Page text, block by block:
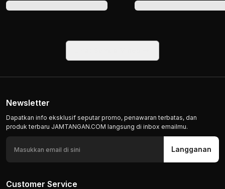
Newsletter
Dapatkan info eksklusif seputar promo, penawaran terbatas, dan
produk terbaru JAMTANGAN.COM langsung di inbox emailmu.
Langganan
Customer Service